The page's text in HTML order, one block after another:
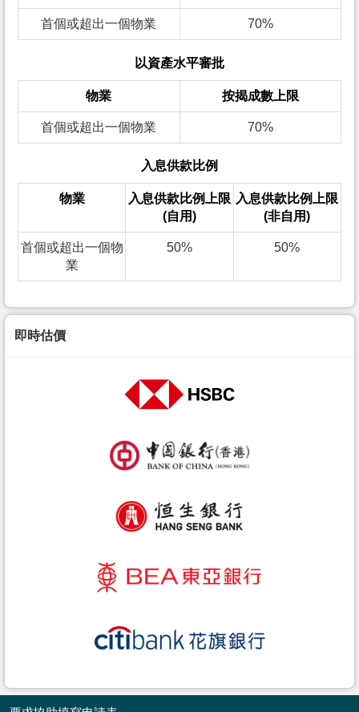
首個或超出一個物業 70%
以資產水平審批
物業 按揭成數上限
首個或超出一個物業 70%
入息供款比例
物業
入息供款比例上限
(自用)
入息供款比例上限
(非自用)
首個或超出一個物
業
50% 50%
即時估價